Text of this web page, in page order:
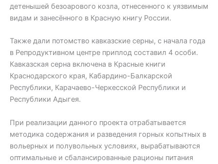
детенышей безоарового козла, отнесенного к уязвимым
видам и занесённого в Красную книгу России.
Также дали потомство кавказские серны, с начала года
в Репродуктивном центре приплод составил 4 особи.
Кавказская серна включена в Красные книги
Краснодарского края, Кабардино-Балкарской
Республики, Карачаево-Черкесской Республики и
Республики Адыгея.
При реализации данного проекта отрабатывается
методика содержания и разведения горных копытных в
вольерных и полувольных условиях, вырабатываются
оптимальные и сбалансированные рационы питания